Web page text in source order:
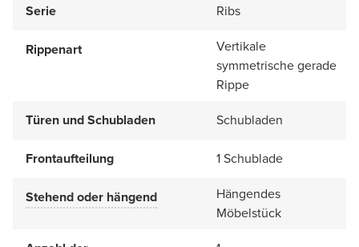
Serie
Ribs
Rippenart
Vertikale
symmetrische gerade
Rippe
Türen und Schubladen
Schubladen
Frontaufteilung 1 Schublade
Stehend oder hängend
Hängendes
Möbelstück